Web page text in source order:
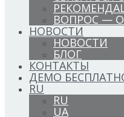
ВОПРОС —
НОВОСТИ
НОВОСТИ
БЛОГ
КОНТАКТЫ
ДЕМО
RU
RU
UA